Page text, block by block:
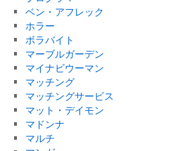
ベン・アフレック
ホラー
ボラバイト
マーブルガーデン
マイナビウーマン
マッチング
マッチングサービス
マット・デイモン
マドンナ
マルチ